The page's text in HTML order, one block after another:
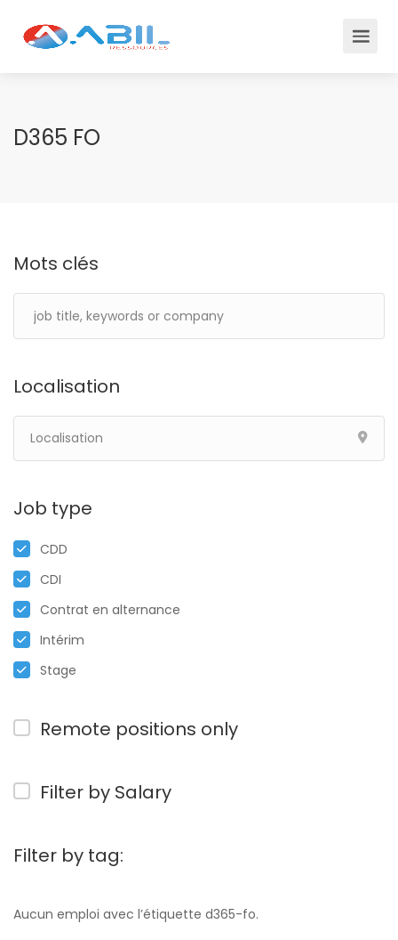
D365 FO
Mots clés
Localisation
Job type
CDD
CDI
Contrat en alternance
Intérim
Stage
Remote positions only
Filter by Salary
Filter by tag:
Aucun emploi avec l’étiquette d365-fo.